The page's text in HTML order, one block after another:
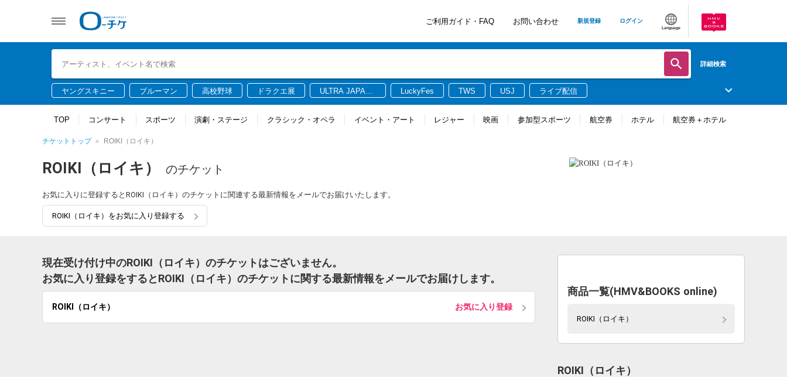
ご利用ガイド・FAQ お問い合わせ 新規登録 ログイン
Language
詳細検索
ヤングスキニー ブルーマン 高校野球 ドラクエ展
ULTRA JAPAN
LuckyFes TWS USJ ライブ配信
TOP コンサート スポーツ 演劇・ステージ クラシック・オペラ イベント・アート レジャー 映画 参加型スポーツ 航空券 ホテル 航空券＋ホテル
チケットトップ ROIKI（ロイキ）
ROIKI（ロイキ） のチケット
お気に入りに登録するとROIKI（ロイキ）のチケットに関連する最新情報をメールでお届けいたします。
ROIKI（ロイキ）をお気に入り登録する
現在受け付け中のROIKI（ロイキ）のチケットはございません。
お気に入り登録をするとROIKI（ロイキ）のチケットに関する最新情報をメールでお届けします。
ROIKI（ロイキ） お気に入り登録
商品一覧(HMV&BOOKS online)
ROIKI（ロイキ）
ROIKI（ロイキ）